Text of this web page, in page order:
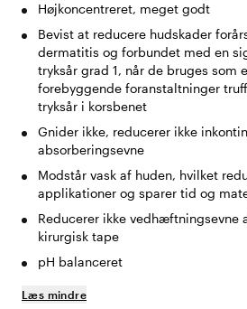
Højkoncentreret, meget godt
Bevist at reducere hudskader
dermatitis og forbundet med en
tryksår grad 1, når de bruges som
forebyggende foranstaltninger
tryksår i korsbenet
Gnider ikke, reducerer ikke
absorberingsevne
Modstår vask af huden, hvilket
applikationer og sparer tid og
Reducerer ikke vedhæftningsevne
kirurgisk tape
pH balanceret
Læs mindre